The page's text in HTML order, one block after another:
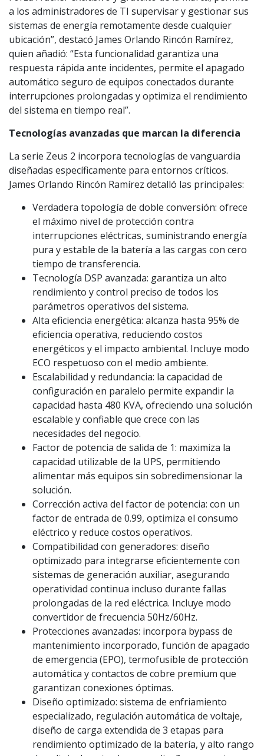
a los administradores de TI supervisar y gestionar sus
sistemas de energía remotamente desde cualquier
ubicación”, destacó James Orlando Rincón Ramírez,
quien añadió: “Esta funcionalidad garantiza una
respuesta rápida ante incidentes, permite el apagado
automático seguro de equipos conectados durante
interrupciones prolongadas y optimiza el rendimiento
del sistema en tiempo real”.
Tecnologías avanzadas que marcan la diferencia
La serie Zeus 2 incorpora tecnologías de vanguardia
diseñadas específicamente para entornos críticos.
James Orlando Rincón Ramírez detalló las principales:
Verdadera topología de doble conversión: ofrece
el máximo nivel de protección contra
interrupciones eléctricas, suministrando energía
pura y estable de la batería a las cargas con cero
tiempo de transferencia.
Tecnología DSP avanzada: garantiza un alto
rendimiento y control preciso de todos los
parámetros operativos del sistema.
Alta eficiencia energética: alcanza hasta 95% de
eficiencia operativa, reduciendo costos
energéticos y el impacto ambiental. Incluye modo
ECO respetuoso con el medio ambiente.
Escalabilidad y redundancia: la capacidad de
configuración en paralelo permite expandir la
capacidad hasta 480 KVA, ofreciendo una solución
escalable y confiable que crece con las
necesidades del negocio.
Factor de potencia de salida de 1: maximiza la
capacidad utilizable de la UPS, permitiendo
alimentar más equipos sin sobredimensionar la
solución.
Corrección activa del factor de potencia: con un
factor de entrada de 0.99, optimiza el consumo
eléctrico y reduce costos operativos.
Compatibilidad con generadores: diseño
optimizado para integrarse eficientemente con
sistemas de generación auxiliar, asegurando
operatividad continua incluso durante fallas
prolongadas de la red eléctrica. Incluye modo
convertidor de frecuencia 50Hz/60Hz.
Protecciones avanzadas: incorpora bypass de
mantenimiento incorporado, función de apagado
de emergencia (EPO), termofusible de protección
automática y contactos de cobre premium que
garantizan conexiones óptimas.
Diseño optimizado: sistema de enfriamiento
especializado, regulación automática de voltaje,
diseño de carga extendida de 3 etapas para
rendimiento optimizado de la batería, y alto rango